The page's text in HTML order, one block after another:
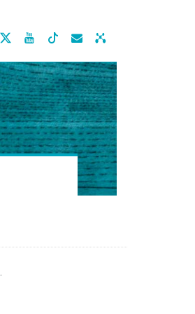
  